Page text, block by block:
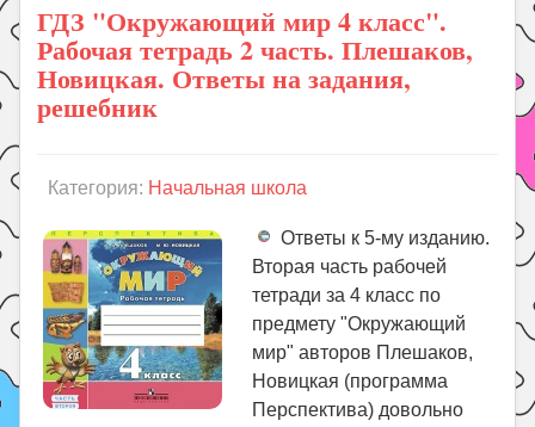
ГДЗ "Окружающий мир 4 класс".
Рабочая тетрадь 2 часть. Плешаков,
Новицкая. Ответы на задания,
решебник
Категория: Начальная школа
Ответы к 5-му изданию.
Вторая часть рабочей
тетради за 4 класс по
предмету "Окружающий
мир" авторов Плешаков,
Новицкая (программа
Перспектива) довольно